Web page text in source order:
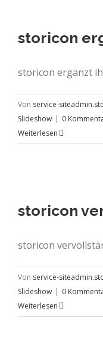
storicon
storicon ergänzt
Von service-
Slideshow | 0
Weiterlesen
storicon
storicon
Von service-
Slideshow | 0
Weiterlesen